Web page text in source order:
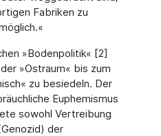
Fabriken zu
»Bodenpolitik« [2]
»Ostraum« bis zum
zu besiedeln. Der
Euphemismus
sowohl Vertreibung
der